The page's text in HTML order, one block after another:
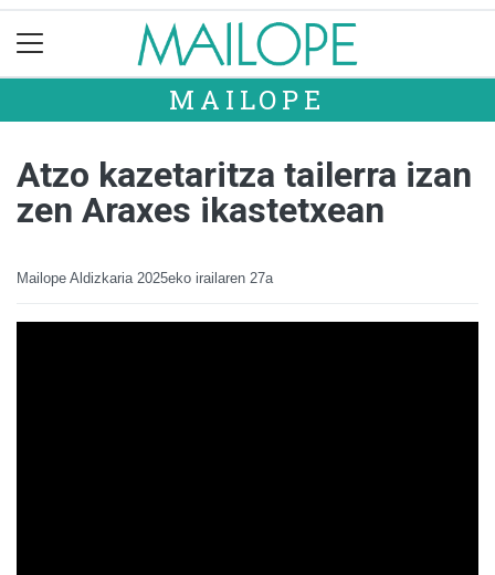
MAILOPE
Atzo kazetaritza tailerra izan
zen Araxes ikastetxean
Mailope Aldizkaria 2025eko irailaren 27a